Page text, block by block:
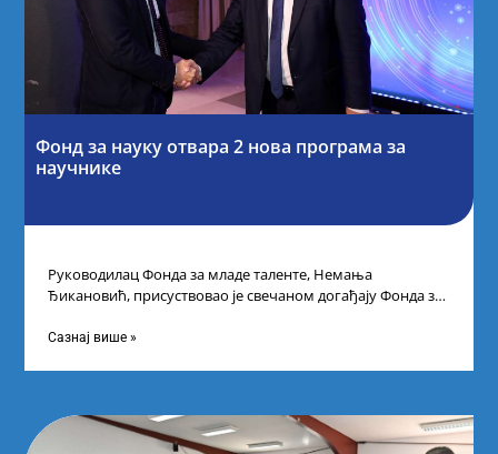
Фонд за науку отвара 2 нова програма за
научнике
Руководилац Фонда за младе таленте, Немања
Ђикановић, присуствовао је свечаном догађају Фонда за
Сазнај више »